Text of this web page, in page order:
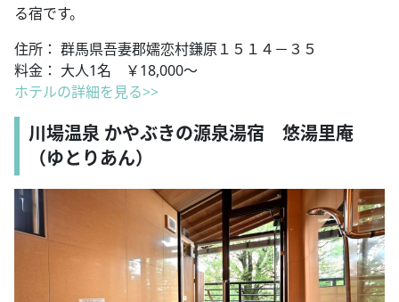
る宿です。
住所： 群馬県吾妻郡嬬恋村鎌原１５１４－３５
料金： 大人1名 ￥18,000～
ホテルの詳細を見る>>
川場温泉 かやぶきの源泉湯宿 悠湯里庵
（ゆとりあん）